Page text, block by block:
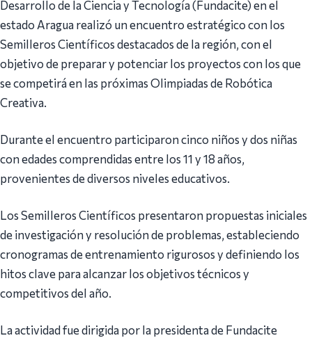
Desarrollo de la Ciencia y Tecnología (Fundacite) en el
estado Aragua realizó un encuentro estratégico con los
Semilleros Científicos destacados de la región, con el
objetivo de preparar y potenciar los proyectos con los que
se competirá en las próximas Olimpiadas de Robótica
Creativa.
Durante el encuentro participaron cinco niños y dos niñas
con edades comprendidas entre los 11 y 18 años,
provenientes de diversos niveles educativos.
Los Semilleros Científicos presentaron propuestas iniciales
de investigación y resolución de problemas, estableciendo
cronogramas de entrenamiento rigurosos y definiendo los
hitos clave para alcanzar los objetivos técnicos y
competitivos del año.
La actividad fue dirigida por la presidenta de Fundacite